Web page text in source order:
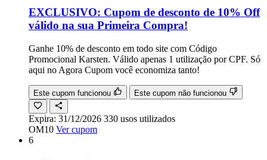
EXCLUSIVO: Cupom de desconto de 10% Off
válido na sua Primeira Compra!
Ganhe 10% de desconto em todo site com Código
Promocional Karsten. Válido apenas 1 utilização por CPF. Só
aqui no Agora Cupom você economiza tanto!
Este cupom funcionou Este cupom não funcionou
Expira: 31/12/2026 330 usos utilizados
OM10 Ver cupom
6